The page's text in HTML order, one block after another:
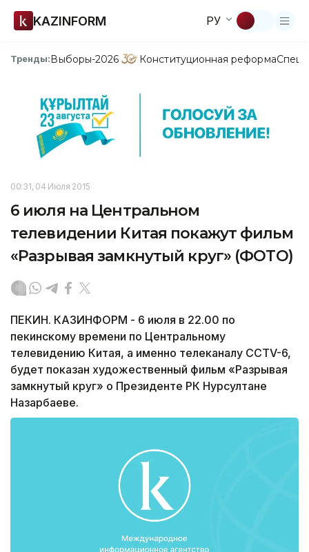
KAZINFORM РУ
Тренды:Выборы-2026 Конституционная реформа
00:31, 04 Июля 2015
6 июля на Центральном
телевидении Китая покажут фильм
«Разрывая замкнутый круг» (ФОТО)
ПЕКИН. КАЗИНФОРМ - 6 июля в 22.00 по
пекинскому времени по Центральному
телевидению Китая, а именно телеканалу CCTV-6,
будет показан художественный фильм «Разрывая
замкнутый круг» о Президенте РК Нурсултане
Назарбаеве.